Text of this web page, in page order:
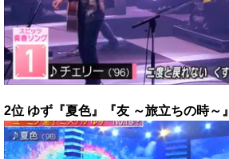
2位 ゆず『夏色』『友 ～旅立ちの時～』